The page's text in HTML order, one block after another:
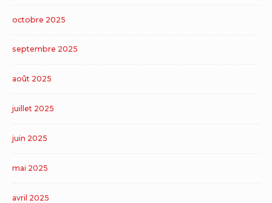
octobre 2025
septembre 2025
août 2025
juillet 2025
juin 2025
mai 2025
avril 2025